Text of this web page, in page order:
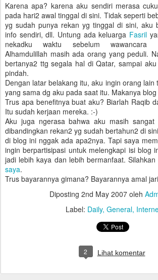
Karena apa? karena aku sendiri merasa
pada hari2 awal tinggal di sini. Tidak seperti
yg sudah punya rekan yg tinggal di sini, aku
info sendiri, dll. Untung ada keluarga Fasril
nekadku waktu sebelum wawancara
Alhamdulillah masih ada orang yang peduli.
bertanya2 ttg segala hal di Qatar, sampai
pindah.
Dengan latar belakang itu, aku ingin orang lain
yang sama dg aku pada saat itu. Makanya blog
Trus apa benefitnya buat aku? Biarlah Raqib
Itu sudah kerjaan mereka. :-)
Aku juga ngerasa bahwa aku masih
dibandingkan rekan2 yg sudah bertahun2 di
di blog ini nggak ada apa2nya. Tapi saya
ingin berpartisipasi untuk melengkapi isi blog
jadi lebih kaya dan lebih bermanfaat.
saya.
Trus bayarannya gimana? Bayarannya amal
Diposting 2nd May 2007oleh
Label: Daily General
2 Lihat komentar